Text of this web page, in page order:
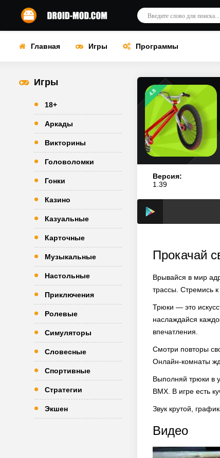
Главная Игры Программы
Игры
18+
Аркады
Викторины
Головоломки
Гонки
Казино
Казуальные
Карточные
Музыкальные
Настольные
Приключения
Ролевые
Симуляторы
Словесные
Спортивные
Стратегии
Экшен
4.8
Версия:
1.39
Прокачай
Врывайся в мир
трассы. Стремись
Трюки — это
наслаждайся
впечатления.
Смотри повторы
Онлайн-комнаты
Выполняй трюки в
BMX. В игре есть
Звук крутой,
Видео